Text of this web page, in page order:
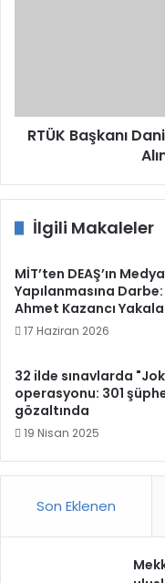
RTÜK Başkanı
İlgili Makaleler
MİT’ten DEAŞ’ın Medya
Yapılanmasına Darbe:
Ahmet Kazancı
17 Haziran 2026
32 ilde sınavlarda
operasyonu: 301
gözaltında
19 Nisan 2025
Son Eklenen